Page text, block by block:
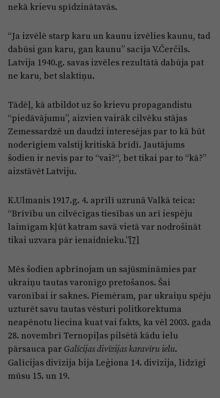
nekā krievu spīdzinātavās.
“Ja izvēlē starp karu un kaunu izvēlies kaunu, tad
dabūsi gan karu, gan kaunu” sacīja V.Čerčils.
Latvija 1940.g. savas izvēles rezultātā dabūja pat
ne karu, bet slaktiņu.
Tādēļ, kā atbildot uz šo krievu propagandistu
“piedāvājumu”, aizvien vairāk cilvēku stājas
Zemessardzē un daudzi interesējas par to kā būt
noderīgiem valstij kritiskā brīdī. Jautājums
šodien ir nevis par to “vai?“, bet tikai par to “kā?”
aizstāvēt Latviju.
K.Ulmanis 1917.g. 4. aprīlī uzrunā Valkā teica:
“Brīvību un cilvēcīgas tiesības un arī iespēju
laimīgam kļūt katram savā vietā var nodrošināt
tikai uzvara pār ienaidnieku.”[7]
Mēs šodien apbrīnojam un sajūsmināmies par
ukraiņu tautas varonīgo pretošanos. Šai
varonībai ir saknes. Piemēram, par ukraiņu spēju
uzturēt savu tautas vēsturi politkorektuma
neapēnotu liecina kuat vai fakts, ka vēl 2003. gada
28. novembrī Ternopiļas pilsētā kādu ielu
pārsauca par Galīcijas divīzijas karavīru ielu.
Galīcijas divīzija bija Leģiona 14. divīzija, līdzīgi
mūsu 15. un 19.